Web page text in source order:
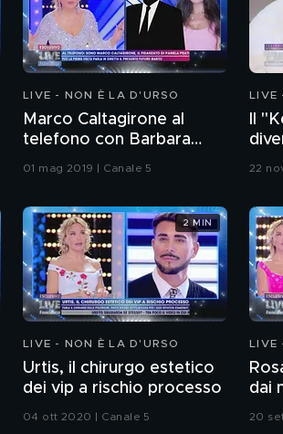
LIVE - NON È LA D'URSO
Marco Caltagirone al
telefono con Barbara
01 mag 2019 | Canale 5
Il
22
LIVE - NON È LA D'URSO
Urtis, il chirurgo estetico
dei vip a rischio processo
04 ott 2020 | Canale 5
2 MIN
dai
20